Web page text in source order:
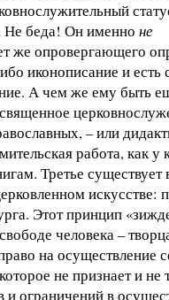
Не беда! Он именно не
же опровергающего
иконописание и есть
А чем же ему быть
– или
работа, как у
Третье существует
искусстве:
Этот принцип
человека –
на осуществление
не признает и не
и ограничений в